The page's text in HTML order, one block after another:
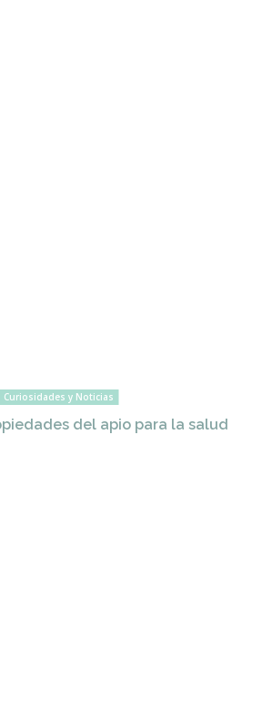
Curiosidades y Noticias
del apio para la salud